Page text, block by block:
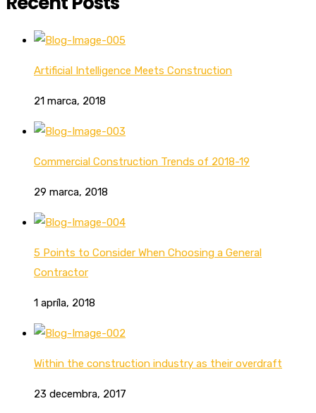
Artificial Intelligence Meets Construction
21 marca, 2018
Commercial Construction Trends of 2018-19
29 marca, 2018
5 Points to Consider When Choosing a General
Contractor
1 apríla, 2018
Within the construction industry as their overdraft
23 decembra, 2017